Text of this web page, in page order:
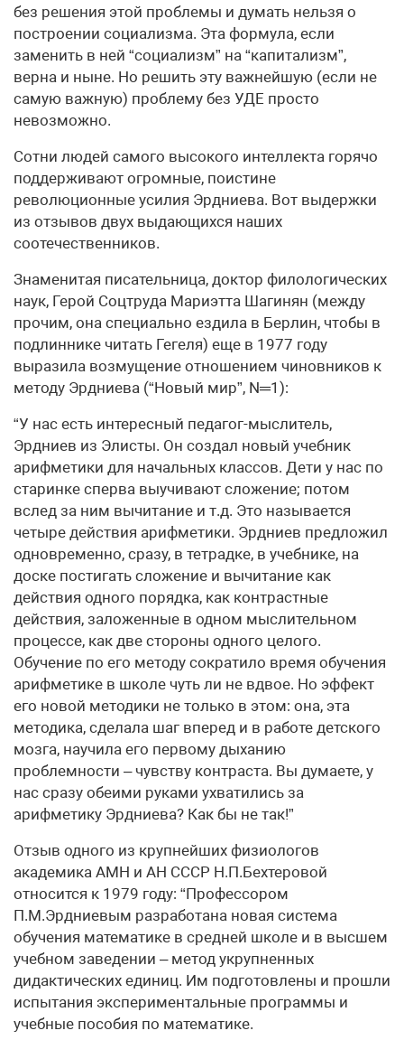
без решения этой проблемы и думать нельзя о
построении социализма. Эта формула, если
заменить в ней “социализм” на “капитализм”,
верна и ныне. Но решить эту важнейшую (если не
самую важную) проблему без УДЕ просто
невозможно.
Сотни людей самого высокого интеллекта горячо
поддерживают огромные, поистине
революционные усилия Эрдниева. Вот выдержки
из отзывов двух выдающихся наших
соотечественников.
Знаменитая писательница, доктор филологических
наук, Герой Соцтруда Мариэтта Шагинян (между
прочим, она специально ездила в Берлин, чтобы в
подлиннике читать Гегеля) еще в 1977 году
выразила возмущение отношением чиновников к
методу Эрдниева (“Новый мир”, N═1):
“У нас есть интересный педагог-мыслитель,
Эрдниев из Элисты. Он создал новый учебник
арифметики для начальных классов. Дети у нас по
старинке сперва выучивают сложение; потом
вслед за ним вычитание и т.д. Это называется
четыре действия арифметики. Эрдниев предложил
одновременно, сразу, в тетрадке, в учебнике, на
доске постигать сложение и вычитание как
действия одного порядка, как контрастные
действия, заложенные в одном мыслительном
процессе, как две стороны одного целого.
Обучение по его методу сократило время обучения
арифметике в школе чуть ли не вдвое. Но эффект
его новой методики не только в этом: она, эта
методика, сделала шаг вперед и в работе детского
мозга, научила его первому дыханию
проблемности – чувству контраста. Вы думаете, у
нас сразу обеими руками ухватились за
арифметику Эрдниева? Как бы не так!”
Отзыв одного из крупнейших физиологов
академика АМН и АН СССР Н.П.Бехтеровой
относится к 1979 году: “Профессором
П.М.Эрдниевым разработана новая система
обучения математике в средней школе и в высшем
учебном заведении – метод укрупненных
дидактических единиц. Им подготовлены и прошли
испытания экспериментальные программы и
учебные пособия по математике.